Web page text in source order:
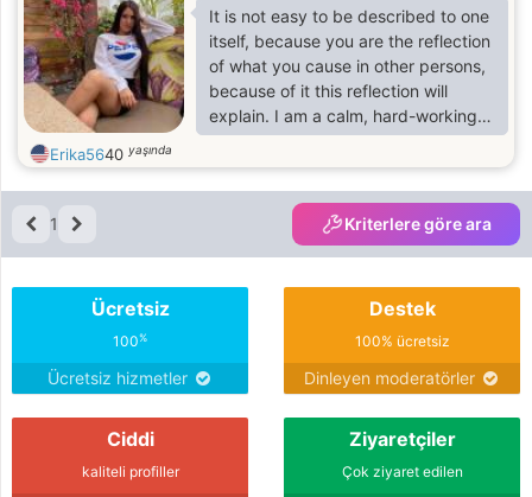
It is not easy to be described to one
itself, because you are the reflection
of what you cause in other persons,
because of it this reflection will
explain. I am a calm, hard-working
woman, of good feelings. For my
voucher mas the being that to have.
I surround myself with good
persons. I am a comprehensive and
intelligent woman to handle difficult
Erika5640 yaşında
1 Kriterlere göre ara
Ücretsiz
100%
Ücretsiz hizmetler
Destek
100% ücretsiz
Dinleyen moderatörler
Ciddi
kaliteli profiller
Ziyaretçiler
Çok ziyaret edilen